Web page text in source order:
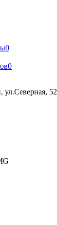
0
0
52